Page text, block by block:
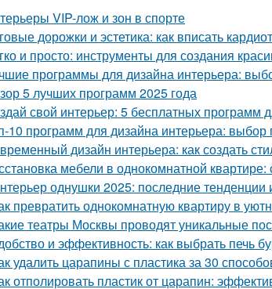
VIP-лож и зон в спорте
дорожки и эстетика: как вписать
и просто: инструменты для создания
программы для дизайна интерьера:
5 лучших программ 2025 года
свой интерьер: 5 бесплатных программ
10 программ для дизайна интерьера:
дизайн интерьера: как создать
мебели в однокомнатной
однушки 2025: последние
превратить однокомнатную квартиру в
театры Москвы проводят уникальные
и эффективность: как выбрать печь
удалить царапины с пластика за 30
отполировать пластик от царапин: